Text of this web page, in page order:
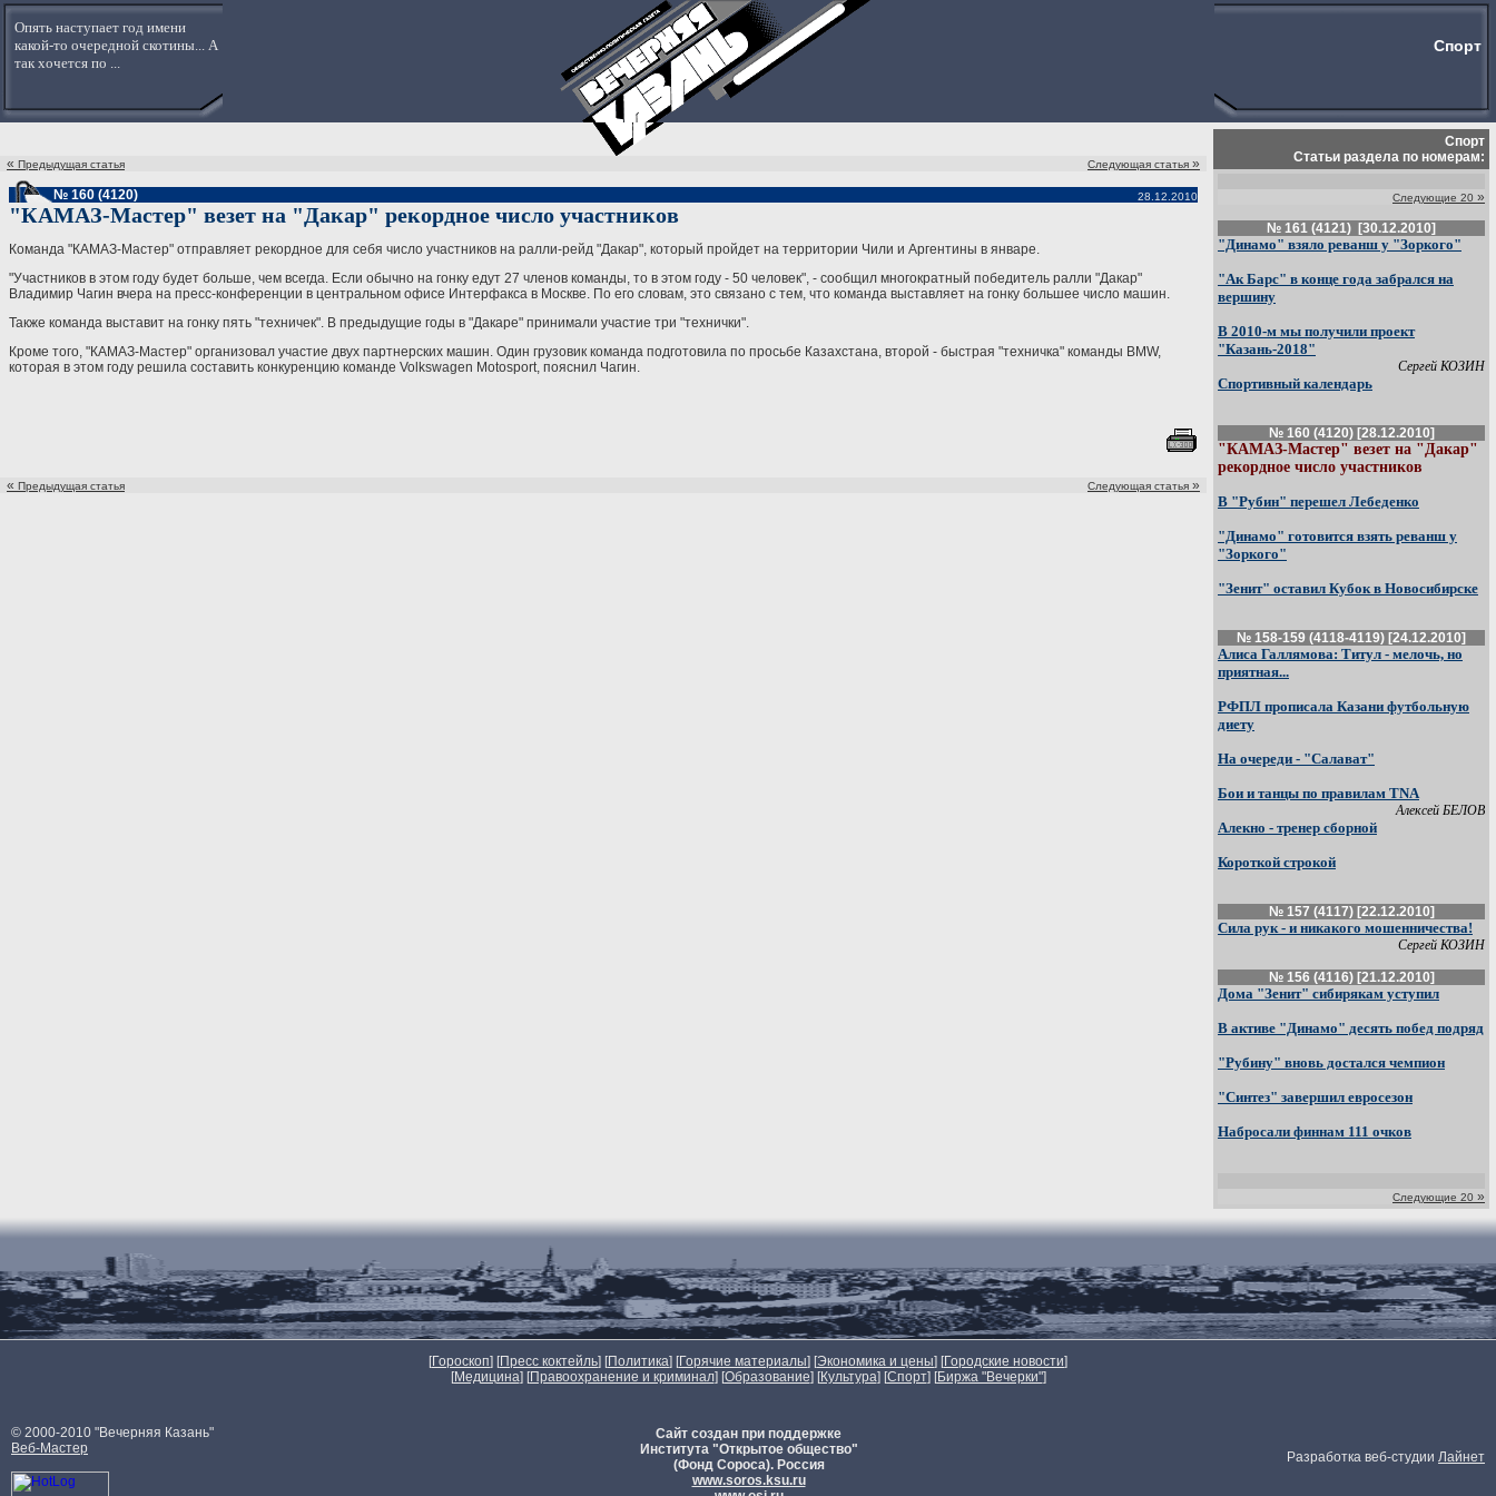
Опять наступает год имени
какой-то очередной скотины... А
так хочется по ...
Спорт
« Предыдущая статья Следующая статья »
№ 160 (4120)
28.12.2010
"КАМАЗ-Мастер" везет на "Дакар" рекордное число участников
Команда "КАМАЗ-Мастер" отправляет рекордное для себя число участников на ралли-рейд "Дакар", который пройдет на территории Чили и Аргентины в январе.
"Участников в этом году будет больше, чем всегда. Если обычно на гонку едут 27 членов команды, то в этом году - 50 человек", - сообщил многократный победитель ралли "Дакар"
Владимир Чагин вчера на пресс-конференции в центральном офисе Интерфакса в Москве. По его словам, это связано с тем, что команда выставляет на гонку большее число машин.
Также команда выставит на гонку пять "техничек". В предыдущие годы в "Дакаре" принимали участие три "технички".
Кроме того, "КАМАЗ-Мастер" организовал участие двух партнерских машин. Один грузовик команда подготовила по просьбе Казахстана, второй - быстрая "техничка" команды BMW,
которая в этом году решила составить конкуренцию команде Volkswagen Motosport, пояснил Чагин.
« Предыдущая статья Следующая статья »
Спорт
Статьи раздела по номерам:
Следующие 20 »
№ 161 (4121) [30.12.2010]
"Динамо" взяло реванш у "Зоркого"
"Ак Барс" в конце года забрался на
вершину
В 2010-м мы получили проект
"Казань-2018"
Сергей КОЗИН
Спортивный календарь
№ 160 (4120) [28.12.2010]
"КАМАЗ-Мастер" везет на "Дакар"
рекордное число участников
В "Рубин" перешел Лебеденко
"Динамо" готовится взять реванш у
"Зоркого"
"Зенит" оставил Кубок в Новосибирске
№ 158-159 (4118-4119) [24.12.2010]
Алиса Галлямова: Титул - мелочь, но
приятная...
РФПЛ прописала Казани футбольную
диету
На очереди - "Салават"
Бои и танцы по правилам TNA
Алексей БЕЛОВ
Алекно - тренер сборной
Короткой строкой
№ 157 (4117) [22.12.2010]
Сила рук - и никакого мошенничества!
Сергей КОЗИН
№ 156 (4116) [21.12.2010]
Дома "Зенит" сибирякам уступил
В активе "Динамо" десять побед подряд
"Рубину" вновь достался чемпион
"Синтез" завершил евросезон
Набросали финнам 111 очков
Следующие 20 »
[Гороскоп] [Пресс коктейль] [Политика] [Горячие материалы] [Экономика и цены] [Городские новости]
[Медицина] [Правоохранение и криминал] [Образование] [Культура] [Спорт] [Биржа "Вечерки"]
© 2000-2010 "Вечерняя Казань"
Веб-Мастер
Сайт создан при поддержке
Института "Открытое общество"
(Фонд Сороса). Россия
www.soros.ksu.ru
Разработка веб-студии Лайнет